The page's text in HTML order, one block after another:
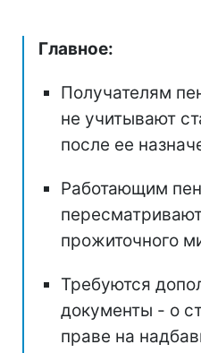
Главное:
Получателям
не учитывают
после ее
Работающим
прожиточного
Требуются
документы - о
праве на